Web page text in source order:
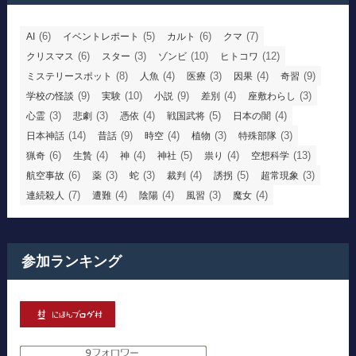
AI (6) イベントレポート (5) カルト (6) クマ (7)
クリスマス (6) スター (3) ゾンビ (10) ヒトコワ (12)
ミステリースポット (8) 人魚 (4) 医療 (3) 因果 (4) 奇習 (9)
学校の怪談 (9) 実験 (10) 小説 (9) 差別 (4) 座敷わらし (3)
心霊 (3) 悲劇 (3) 憑依 (4) 戦国武将 (5) 日本の闇 (4)
日本神話 (14) 昔話 (9) 時空 (4) 植物 (3) 特殊部隊 (3)
猟奇 (6) 生贄 (4) 神 (4) 神社 (5) 祟り (4) 空想科学 (13)
航空事故 (6) 薬 (3) 蛇 (3) 裁判 (4) 誘拐 (5) 超常現象 (3)
連続殺人 (7) 遭難 (4) 陰陽 (4) 風習 (3) 魔女 (4)
参加ランキング